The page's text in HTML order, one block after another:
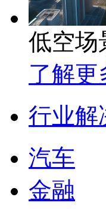
低空场
了解更
行业解
汽车
金融